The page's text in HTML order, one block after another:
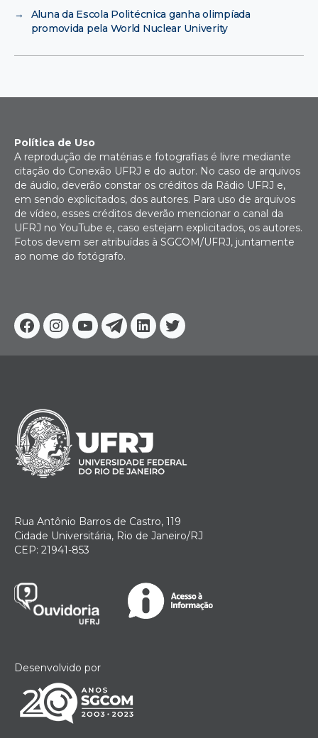
→
Aluna da Escola Politécnica ganha olimpíada
promovida pela World Nuclear Univerity
Facebook
Instagram
YoutubeTelegram
Linkedin
Twitter
Política de Uso
A reprodução de matérias e fotografias é livre mediante
citação do Conexão UFRJ e do autor. No caso de arquivos
de áudio, deverão constar os créditos da Rádio UFRJ e,
em sendo explicitados, dos autores. Para uso de arquivos
de vídeo, esses créditos deverão mencionar o canal da
UFRJ no YouTube e, caso estejam explicitados, os autores.
Fotos devem ser atribuídas à SGCOM/UFRJ, juntamente
ao nome do fotógrafo.
Rua Antônio Barros de Castro, 119
Cidade Universitária, Rio de Janeiro/RJ
CEP: 21941-853
Desenvolvido por